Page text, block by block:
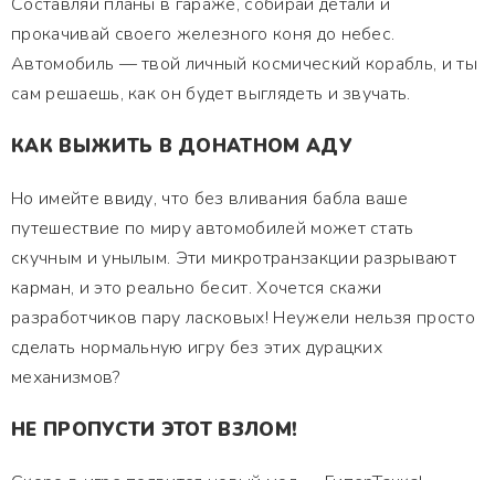
прокачивай своего железного коня до небес.
Автомобиль — твой личный космический корабль, и ты
сам решаешь, как он будет выглядеть и звучать.
КАК ВЫЖИТЬ В ДОНАТНОМ АДУ
Но имейте ввиду, что без вливания бабла ваше
путешествие по миру автомобилей может стать
скучным и унылым. Эти микротранзакции разрывают
карман, и это реально бесит. Хочется скажи
разработчиков пару ласковых! Неужели нельзя просто
сделать нормальную игру без этих дурацких
механизмов?
НЕ ПРОПУСТИ ЭТОТ ВЗЛОМ!